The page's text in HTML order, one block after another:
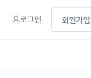
로그인 회원가입